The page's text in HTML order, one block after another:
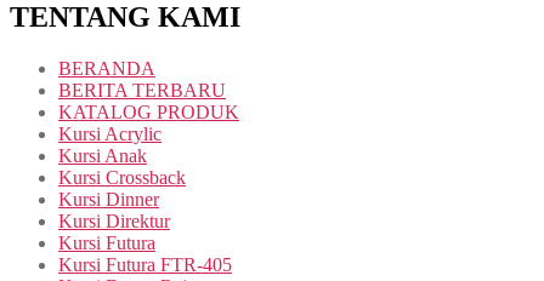
TENTANG KAMI
BERANDA
BERITA TERBARU
KATALOG PRODUK
Kursi Acrylic
Kursi Anak
Kursi Crossback
Kursi Dinner
Kursi Direktur
Kursi Futura
Kursi Futura FTR-405